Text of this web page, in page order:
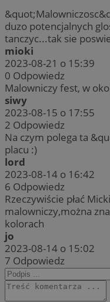
duzo potencjalnych
tanczyc...tak sie
mioki
2023-08-21 o 15:39
0 Odpowiedz
Malowniczy fest, w
siwy
2023-08-15 o 17:55
2 Odpowiedz
Na czym polega ta
placu :)
lord
2023-08-14 o 16:42
6 Odpowiedz
Rzeczywiście płać
malowniczy,można
kolorach
jo
2023-08-14 o 15:02
7 Odpowiedz